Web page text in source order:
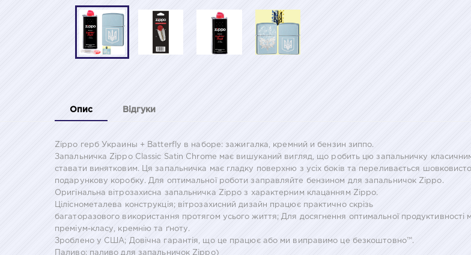
Опис Відгуки
Zippo герб Украины + Batterfly в наборе: зажигалка, кремний и бензин зиппо.
Запальничка Zippo Classic Satin Chrome має вишуканий вигляд, що робить цю запальничку
ставати винятковим. Ця запальничка має гладку поверхню з усіх боків та переливається
подарункову коробку. Для оптимальної роботи заправляйте бензином для запальничок Zippo.
Оригінальна вітрозахисна запальничка Zippo з характерним клацанням Zippo.
Ціліснометалева конструкція; вітрозахисний дизайн працює практично скрізь
багаторазового використання протягом усього життя; Для досягнення оптимальної
преміум-класу, кремнію та ґноту.
Зроблено у США; Довічна гарантія, що це працює або ми виправимо це безкоштовно™.
Паливо: паливо для запальничок Zippo)